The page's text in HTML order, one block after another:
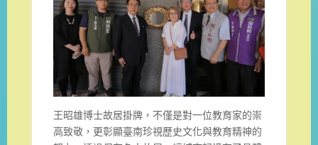
王昭雄博士故居掛牌，不僅是對一位教育家的崇
高致敬，更彰顯臺南珍視歷史文化與教育精神的